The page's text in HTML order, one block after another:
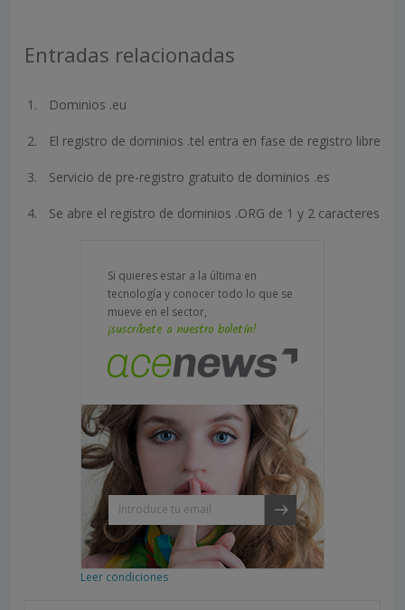
Entradas relacionadas
Dominios .eu
El registro de dominios .tel entra en fase de registro libre
Servicio de pre-registro gratuito de dominios .es
Se abre el registro de dominios .ORG de 1 y 2 caracteres
Si quieres estar a la última en
tecnología y conocer todo lo que se
mueve en el sector,
¡suscríbete a nuestro boletín!
Leer condiciones